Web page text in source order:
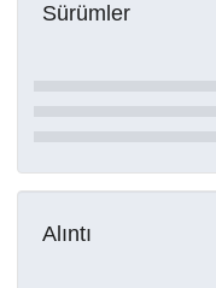
Sürümler
Alıntı